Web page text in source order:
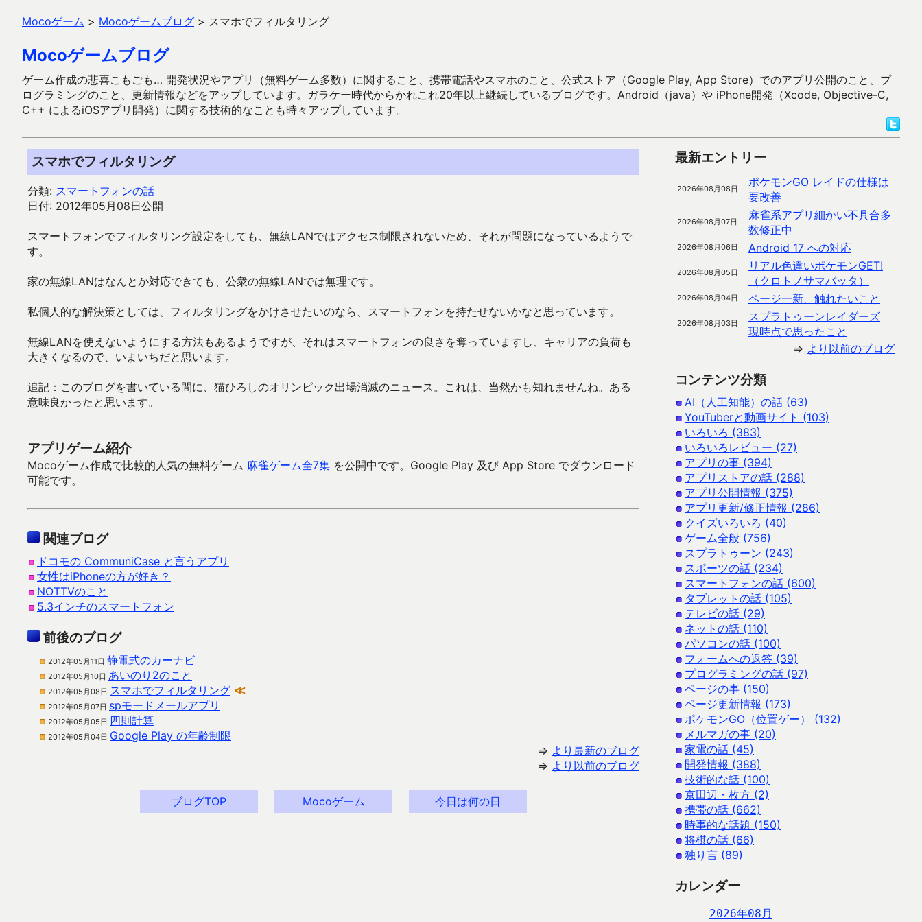
Mocoゲーム > Mocoゲームブログ > スマホでフィルタリング
Mocoゲームブログ
ゲーム作成の悲喜こもごも… 開発状況やアプリ（無料ゲーム多数）に関すること、携帯電話やスマホのこと、公式ストア（Google Play, App Store）でのアプリ公開のこと、プ
ログラミングのこと、更新情報などをアップしています。ガラケー時代からかれこれ20年以上継続しているブログです。Android（java）や iPhone開発（Xcode, Objective-C,
C++ によるiOSアプリ開発）に関する技術的なことも時々アップしています。
スマホでフィルタリング
分類: スマートフォンの話
日付: 2012年05月08日公開
スマートフォンでフィルタリング設定をしても、無線LANではアクセス制限されないため、それが問題になっているようで
す。
家の無線LANはなんとか対応できても、公衆の無線LANでは無理です。
私個人的な解決策としては、フィルタリングをかけさせたいのなら、スマートフォンを持たせないかなと思っています。
無線LANを使えないようにする方法もあるようですが、それはスマートフォンの良さを奪っていますし、キャリアの負荷も
大きくなるので、いまいちだと思います。
追記：このブログを書いている間に、猫ひろしのオリンピック出場消滅のニュース。これは、当然かも知れませんね。ある
意味良かったと思います。
アプリゲーム紹介
Mocoゲーム作成で比較的人気の無料ゲーム 麻雀ゲーム全7集 を公開中です。Google Play 及び App Store でダウンロード
可能です。
関連ブログ
ドコモの CommuniCase と言うアプリ
女性はiPhoneの方が好き？
NOTTVのこと
5.3インチのスマートフォン
前後のブログ
2012年05月11日 静電式のカーナビ
2012年05月10日 あいのり2のこと
2012年05月08日 スマホでフィルタリング ≪
2012年05月07日 spモードメールアプリ
2012年05月05日 四則計算
2012年05月04日 Google Play の年齢制限
⇒ より最新のブログ
⇒ より以前のブログ
ブログTOP Mocoゲーム 今日は何の日
最新エントリー
2026年08月08日
ポケモンGO レイドの仕様は
要改善
2026年08月07日
麻雀系アプリ細かい不具合多
数修正中
2026年08月06日 Android 17 への対応
2026年08月05日
リアル色違いポケモンGET!
（クロトノサマバッタ）
2026年08月04日 ページ一新、触れたいこと
2026年08月03日
スプラトゥーンレイダーズ
現時点で思ったこと
⇒ より以前のブログ
コンテンツ分類
AI（人工知能）の話 (63)
YouTuberと動画サイト (103)
いろいろ (383)
いろいろレビュー (27)
アプリの事 (394)
アプリストアの話 (288)
アプリ公開情報 (375)
アプリ更新/修正情報 (286)
クイズいろいろ (40)
ゲーム全般 (756)
スプラトゥーン (243)
スポーツの話 (234)
スマートフォンの話 (600)
タブレットの話 (105)
テレビの話 (29)
ネットの話 (110)
パソコンの話 (100)
フォームへの返答 (39)
プログラミングの話 (97)
ページの事 (150)
ページ更新情報 (173)
ポケモンGO（位置ゲー） (132)
メルマガの事 (20)
家電の話 (45)
開発情報 (388)
技術的な話 (100)
京田辺・枚方 (2)
携帯の話 (662)
時事的な話題 (150)
将棋の話 (66)
独り言 (89)
カレンダー
2026年08月